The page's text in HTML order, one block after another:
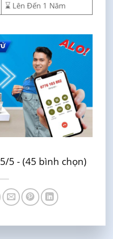
⌛ Lên Đến 1 Năm
5/5 - (45 bình chọn)